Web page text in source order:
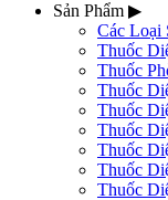
Sản Phẩm ▶
Các Loại
Thuốc
Thuốc
Thuốc
Thuốc
Thuốc
Thuốc
Thuốc
Thuốc